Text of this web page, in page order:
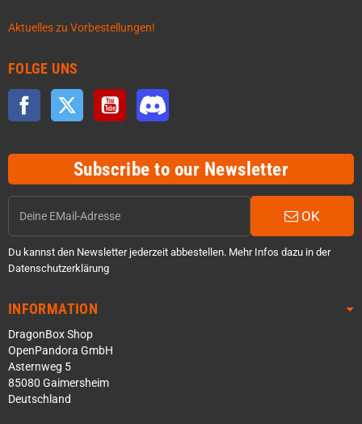
Aktuelles zu Vorbestellungen!
FOLGE UNS
Facebook Twitter YouTube
Subscribe to our Newsletter
OK
Du kannst den Newsletter jederzeit abbestellen. Mehr Infos dazu in der
Datenschutzerklärung
INFORMATION
DragonBox Shop
OpenPandora GmbH
Asternweg 5
85080 Gaimersheim
Deutschland